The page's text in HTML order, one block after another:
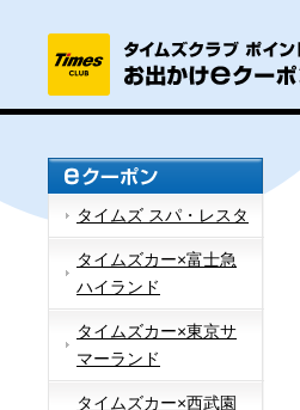
タイムズ スパ・レスタ
タイムズカー×富士急
ハイランド
タイムズカー×東京サ
マーランド
タイムズカー×西武園